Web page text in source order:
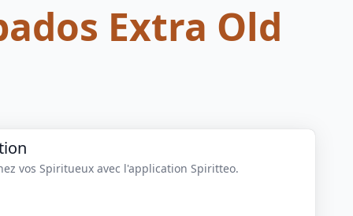
Extra Old
vos Spiritueux avec l'application Spiritteo.